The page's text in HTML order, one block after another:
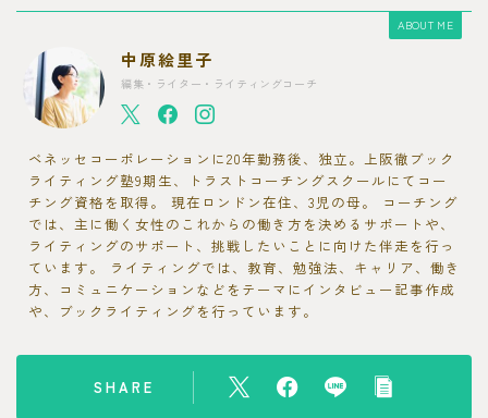
ABOUT ME
中原絵里子
編集・ライター・ライティングコーチ
ベネッセコーポレーションに20年勤務後、独立。上阪徹ブック
ライティング塾9期生、トラストコーチングスクールにてコー
チング資格を取得。 現在ロンドン在住、3児の母。 コーチング
では、主に働く女性のこれからの働き方を決めるサポートや、
ライティングのサポート、挑戦したいことに向けた伴走を行っ
ています。 ライティングでは、教育、勉強法、キャリア、働き
方、コミュニケーションなどをテーマにインタビュー記事作成
や、ブックライティングを行っています。
SHARE